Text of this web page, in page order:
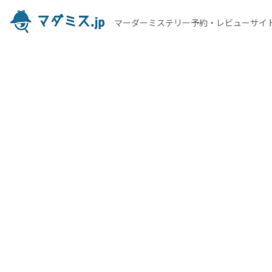
マーダーミステリー予約・レビューサイ